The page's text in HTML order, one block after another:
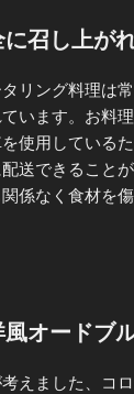
召し上がれ
リング料理は
います。お料
使用している
送できること
係なく食材を
オードブ
えました、コ